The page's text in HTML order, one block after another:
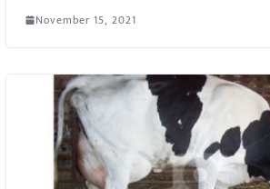
November 15, 2021